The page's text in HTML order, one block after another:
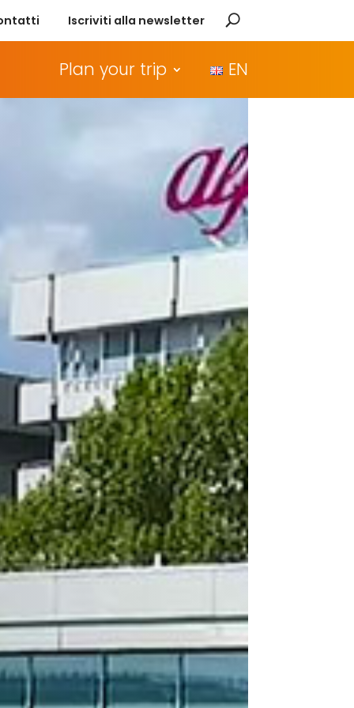
Iscriviti alla newsletter
Plan your trip EN